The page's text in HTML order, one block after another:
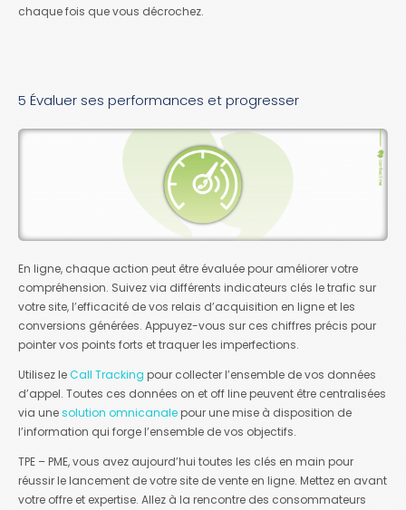
chaque fois que vous décrochez.
5 Évaluer ses performances et progresser
En ligne, chaque action peut être évaluée pour améliorer votre
compréhension. Suivez via différents indicateurs clés le trafic sur
votre site, l’efficacité de vos relais d’acquisition en ligne et les
conversions générées. Appuyez-vous sur ces chiffres précis pour
pointer vos points forts et traquer les imperfections.
Utilisez leCall Tracking pour collecter l’ensemble de vos données
d’appel. Toutes ces données on et off line peuvent être centralisées
via unesolution omnicanalepour une mise à disposition de
l’information qui forge l’ensemble de vos objectifs.
TPE – PME, vous avez aujourd’hui toutes les clés en main pour
réussir le lancement de votre site de vente en ligne. Mettez en avant
votre offre et expertise. Allez à la rencontre des consommateurs